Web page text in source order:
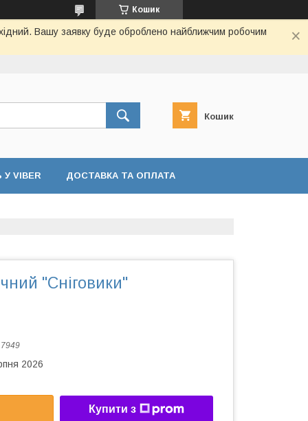
Кошик
Вашу заявку буде оброблено найближчим робочим
Кошик
VIBER ДОСТАВКА ТА ОПЛАТА
"Сніговики"
7949
2026
Купити з